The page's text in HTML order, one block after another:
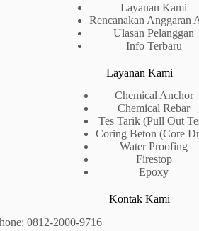
Layanan Kami
Rencanakan Anggaran
Ulasan Pelanggan
Info Terbaru
Layanan Kami
Chemical Anchor
Chemical Rebar
Tes Tarik (Pull Out
Coring Beton (Core
Water Proofing
Firestop
Epoxy
Kontak Kami
0812-2000-9716